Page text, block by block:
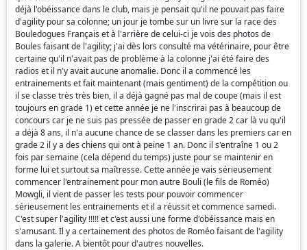
déjà l'obéissance dans le club, mais je pensait qu'il ne pouvait pas faire
d'agility pour sa colonne; un jour je tombe sur un livre sur la race des
Bouledogues Français et à l'arrière de celui-ci je vois des photos de
Boules faisant de l'agility; j'ai dès lors consulté ma vétérinaire, pour être
certaine qu'il n'avait pas de problème à la colonne j'ai été faire des
radios et il n'y avait aucune anomalie. Donc il a commencé les
entrainements et fait maintenant (mais gentiment) de la compétition ou
il se classe très très bien, il a déjà gagné pas mal de coupe (mais il est
toujours en grade 1) et cette année je ne l'inscrirai pas à beaucoup de
concours car je ne suis pas pressée de passer en grade 2 car là vu qu'il
a déjà 8 ans, il n'a aucune chance de se classer dans les premiers car en
grade 2 il y a des chiens qui ont à peine 1 an. Donc il s'entraîne 1 ou 2
fois par semaine (cela dépend du temps) juste pour se maintenir en
forme lui et surtout sa maîtresse. Cette année je vais sérieusement
commencer l'entrainement pour mon autre Bouli (le fils de Roméo)
Mowgli, il vient de passer les tests pour pouvoir commencer
sérieusement les entrainements et il a réussit et commence samedi.
C'est super l'agility !!!!! et c'est aussi une forme d'obéissance mais en
s'amusant. Il y a certainement des photos de Roméo faisant de l'agility
dans la galerie. A bientôt pour d'autres nouvelles.